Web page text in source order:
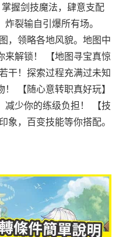
握剑技魔法，肆意支配
裂输自引爆所有场。
，领略各地风貌。地图中
来解锁！ 【地图寻宝真惊
干！探索过程充满过未知
【随心意转职真好玩】
减少你的练级负担！ 【技
象，百变技能等你搭配。